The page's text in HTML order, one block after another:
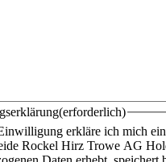
(erforderlich)
erkläre ich mich
Rockel Hirz Trowe AG